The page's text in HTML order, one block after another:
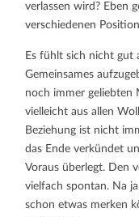
verlassen wird? Eben
verschiedenen
Es fühlt sich nicht gut
Gemeinsames
noch immer geliebten
vielleicht aus allen
Beziehung ist nicht
das Ende verkündet
Voraus überlegt. Den
vielfach spontan. Na
schon etwas merken